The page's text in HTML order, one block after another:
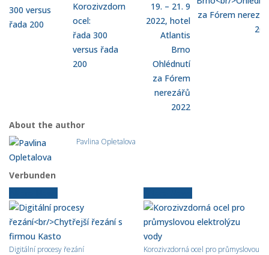
Korozivzdorná
ocel:
řada 300
versus řada
200
19. – 21. 9
2022, hotel
Atlantis
Brno
Ohlédnutí
za Fórem
nerezářů
2022
About the author
Pavlina Opletalova
Verbunden
Digitální procesy řezání
Korozivzdorná ocel pro průmyslovou